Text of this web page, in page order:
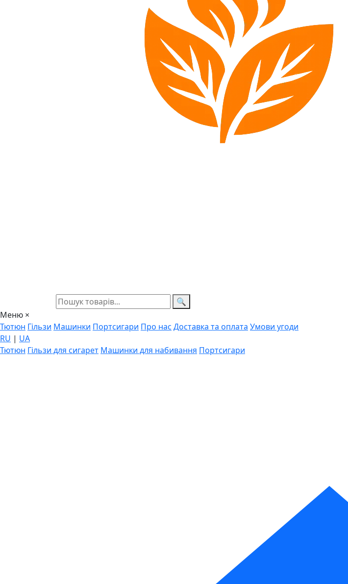
🔍
Меню ×
Тютюн Гільзи Машинки Портсигари Про нас Доставка та оплата Умови угоди
RU | UA
Тютюн Гільзи для сигарет Машинки для набивання Портсигари